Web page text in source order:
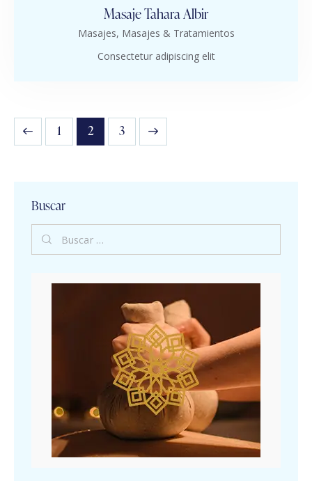
Masaje Tahara Albir
Masajes, Masajes & Tratamientos
Consectetur adipiscing elit
1 2 3
Buscar